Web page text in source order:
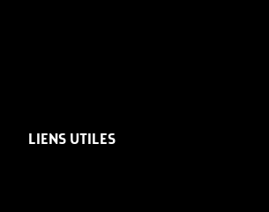
LIENS UTILES